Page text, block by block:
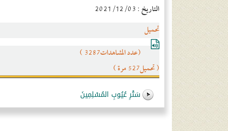
التاريخ : 2021/12/03
تحميل
(عدد المشاهدات3287 )
( تحميل527 مرة )
سَتْرِ عُيُوبِ المُسْلِمِينَ